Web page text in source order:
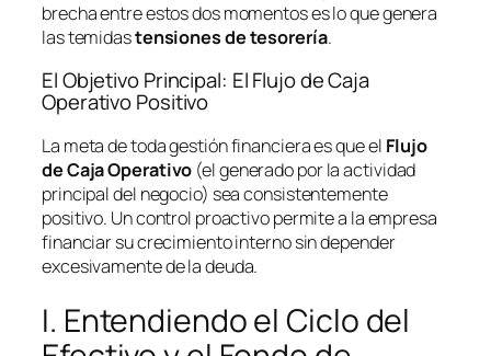
brecha entre estos dos momentos es lo que genera
las temidastensiones de tesorería.
El Objetivo Principal: El Flujo de Caja
Operativo Positivo
La meta de toda gestión financiera es que el Flujo
de Caja Operativo (el generado por la actividad
principal del negocio) sea consistentemente
positivo. Un control proactivo permite a la empresa
financiar su crecimiento interno sin depender
excesivamente de la deuda.
I. Entendiendo el Ciclo del